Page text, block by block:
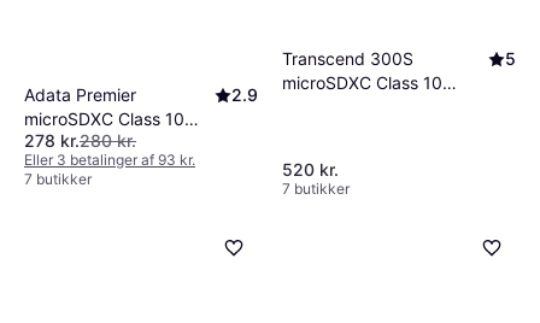
Adata Premier
microSDXC Class 10
UHS-I U1 V10 A1
100/25MB/s 256GB
+Adapter
2.9
278 kr.280 kr.
Eller 3 betalinger af 93 kr.
7 butikker
Transcend 300S
microSDXC Class 10
5
520 kr.
7 butikker